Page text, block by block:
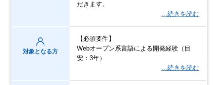
だきます。
…続きを読む
対象となる方
【必須要件】
Webオープン系言語による開発経験（目
安：3年）
…続きを読む